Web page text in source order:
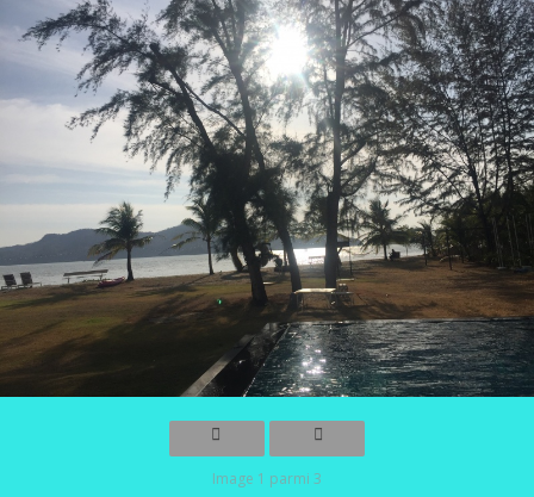
Image 1 parmi 3